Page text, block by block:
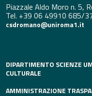
Piazzale Aldo Moro n. 5,
Tel. +39 06 49910 685/
csdromano@uniroma1.it
DIPARTIMENTO SCIENZE
CULTURALE
AMMINISTRAZIONE